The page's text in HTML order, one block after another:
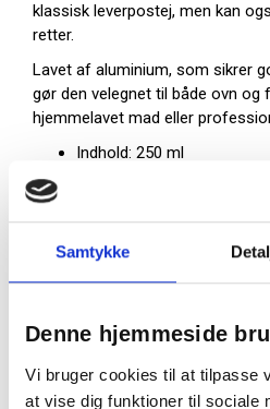
Samtykke
Denne hjemmeside
Vi bruger cookies til at tilpasse
at vise dig funktioner til sociale
klassisk leverpostej, men kan
retter.
Lavet af aluminium, som sikrer
gør den velegnet til både ovn og
hjemmelavet mad eller
Indhold: 250 ml
1 karton: 1000
Oprindelsesland:
Producent: Øvrige